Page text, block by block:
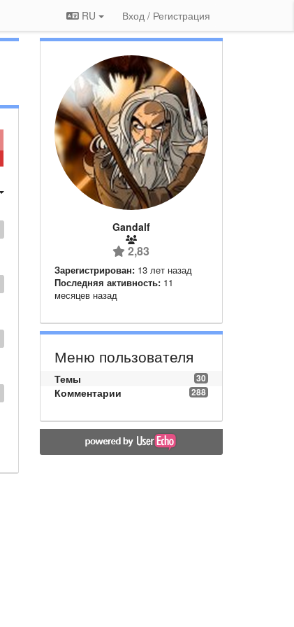
RU Вход / Регистрация
Gandalf
2,83
Зарегистрирован: 13 лет назад
Последняя активность: 11
месяцев назад
Меню пользователя
30
Темы
288
Комментарии